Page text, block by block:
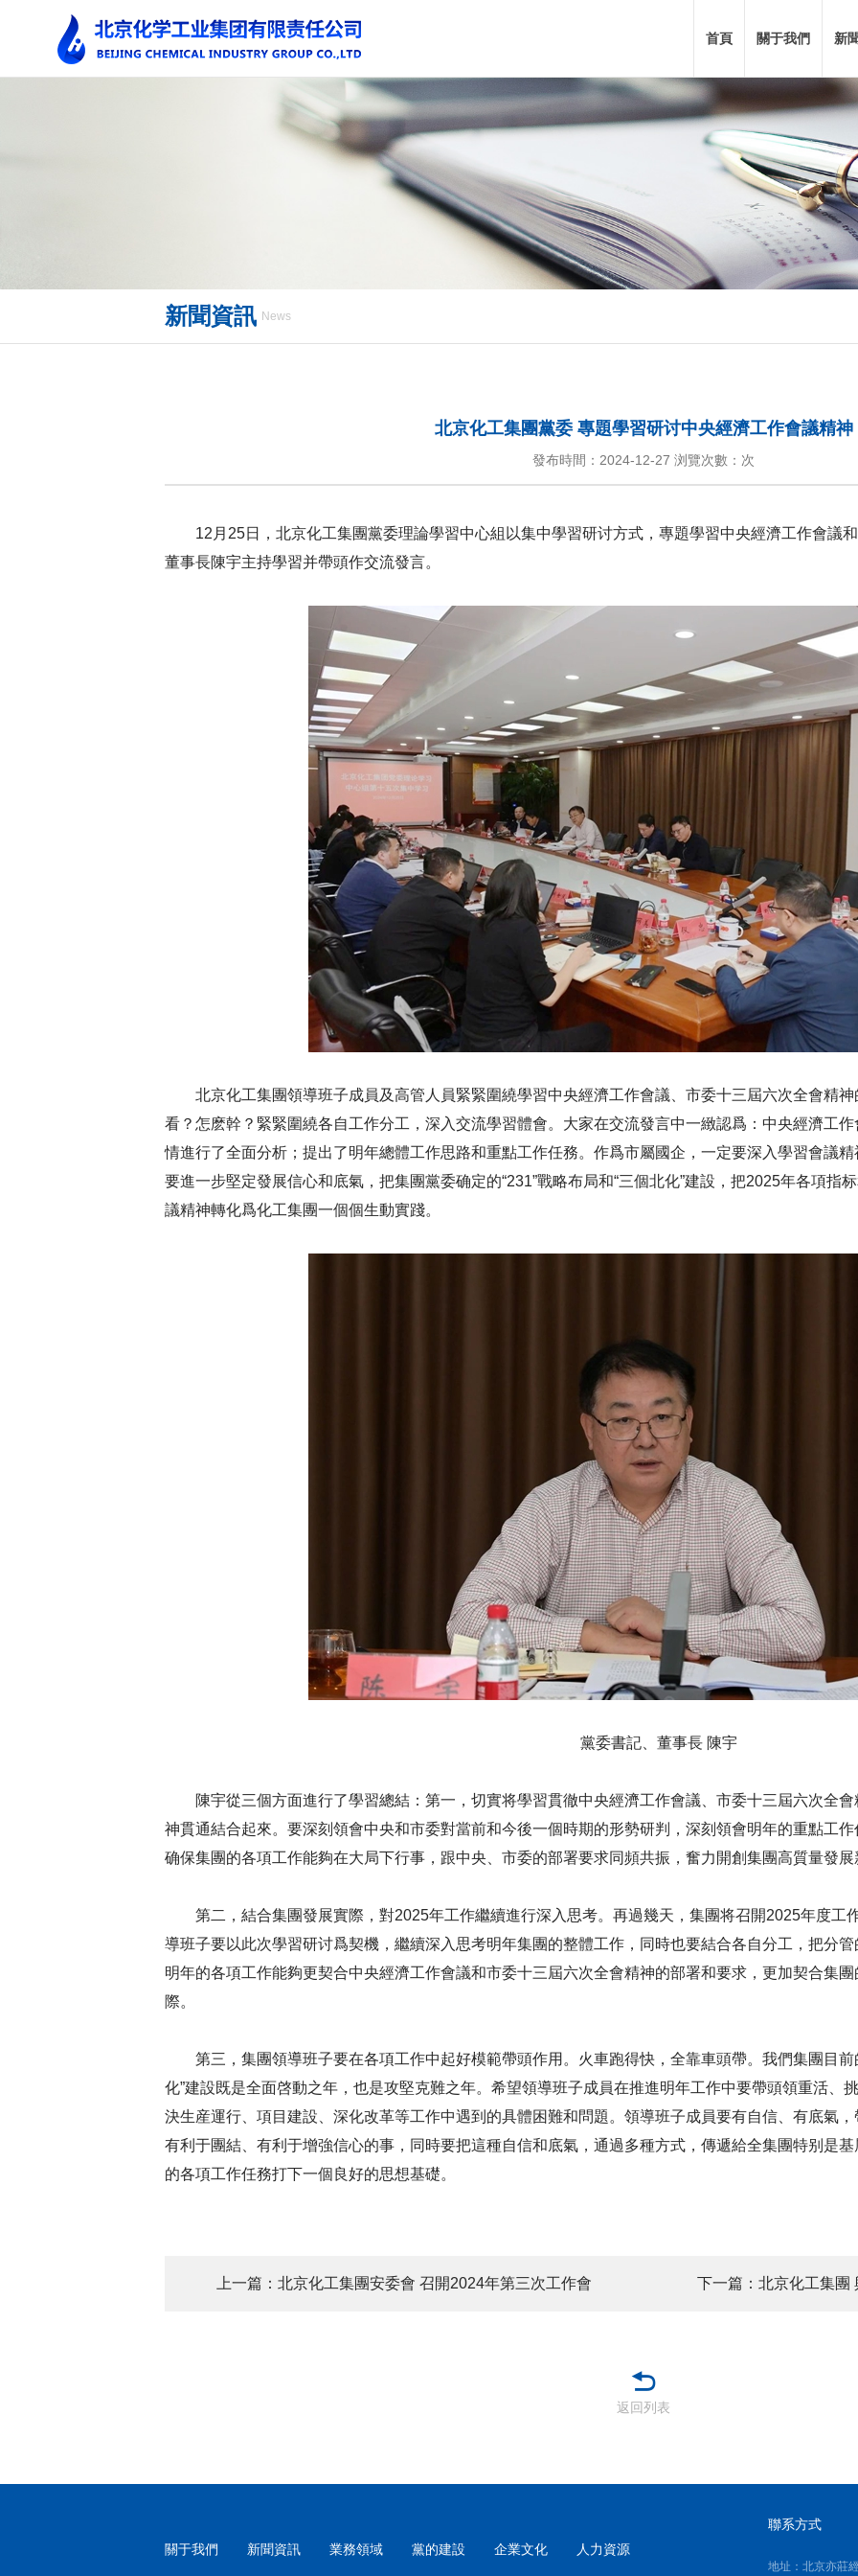
首頁 關于我們 新
新聞資訊 News
北京化工集團黨委 專題學習研讨中央經濟工作會議精神
發布時間：2024-12-27 浏覽次數： 次
12月25日，北京化工集團黨委理論學習中心組以集中學習研讨方式，專題學習中央經濟工作會議
董事長陳宇主持學習并帶頭作交流發言。
北京化工集團領導班子成員及高管人員緊緊圍繞學習中央經濟工作會議、市委十三屆六次全會精
看？怎麽幹？緊緊圍繞各自工作分工，深入交流學習體會。大家在交流發言中一緻認爲：中央經濟工
情進行了全面分析；提出了明年總體工作思路和重點工作任務。作爲市屬國企，一定要深入學習會議
要進一步堅定發展信心和底氣，把集團黨委确定的“231”戰略布局和“三個北化”建設，把2025年各項指
議精神轉化爲化工集團一個個生動實踐。
黨委書記、董事長 陳宇
陳宇從三個方面進行了學習總結：第一，切實将學習貫徹中央經濟工作會議、市委十三屆六次全
神貫通結合起來。要深刻領會中央和市委對當前和今後一個時期的形勢研判，深刻領會明年的重點工
确保集團的各項工作能夠在大局下行事，跟中央、市委的部署要求同頻共振，奮力開創集團高質量發展
第二，結合集團發展實際，對2025年工作繼續進行深入思考。再過幾天，集團将召開2025年度工
導班子要以此次學習研讨爲契機，繼續深入思考明年集團的整體工作，同時也要結合各自分工，把分
明年的各項工作能夠更契合中央經濟工作會議和市委十三屆六次全會精神的部署和要求，更加契合集
際。
第三，集團領導班子要在各項工作中起好模範帶頭作用。火車跑得快，全靠車頭帶。我們集團目
化”建設既是全面啓動之年，也是攻堅克難之年。希望領導班子成員在推進明年工作中要帶頭領重活、
決生産運行、項目建設、深化改革等工作中遇到的具體困難和問題。領導班子成員要有自信、有底氣
有利于團結、有利于增強信心的事，同時要把這種自信和底氣，通過多種方式，傳遞給全集團特别是
的各項工作任務打下一個良好的思想基礎。
上一篇：北京化工集團安委會 召開2024年第三次工作會 下一篇：北京化工集團
返回列表
關于我們 新聞資訊 業務領域 黨的建設 企業文化 人力資源
聯系方式
地址：北京亦莊